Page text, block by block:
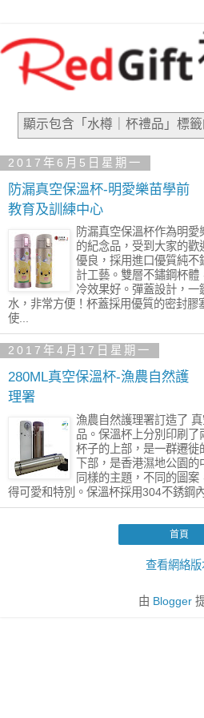
顯示包含「水樽｜杯禮品」 標籤
2017年6月5日星期一
防漏真空保溫杯-明愛樂苗學前
教育及訓練中心
防漏真空保溫杯作為明
的紀念品，受到大家的
優良，採用進口優質純
計工藝。雙層不鏽鋼杯
冷效果好。彈蓋設計，
水，非常方便！杯蓋採用優質的密封膠
使...
2017年4月17日星期一
280ML真空保溫杯-漁農自然護
理署
漁農自然護理署訂造了
品。保溫杯上分別印刷
杯子的上部，是一群遷
下部，是香港濕地公園的
同樣的主題，不同的圖
得可愛和特別。保溫杯採用304不銹鋼
首頁
查看網絡版
由 Blogger